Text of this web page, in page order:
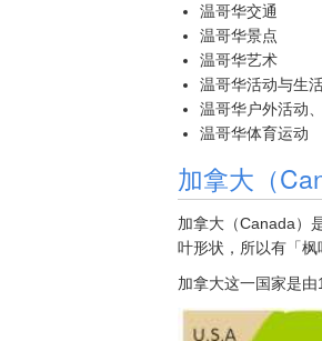
温哥华交通
温哥华景点
温哥华艺术
温哥华活动与生
温哥华户外活动
温哥华体育运动
加拿大（
加拿大（Canada）
叶形状，所以有「枫
加拿大这一国家是由